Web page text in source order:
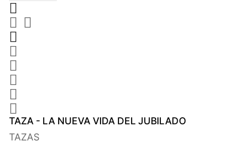









TAZA - LA NUEVA VIDA DEL JUBILADO
TAZAS